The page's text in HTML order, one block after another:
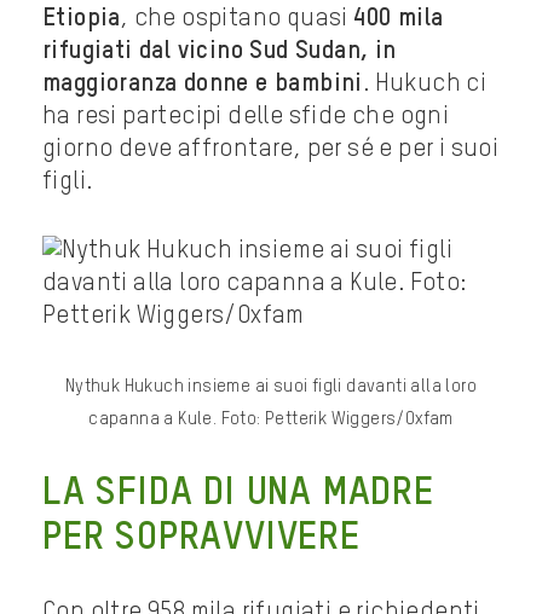
Etiopia, che ospitano quasi 400 mila
rifugiati dal vicino Sud Sudan, in
maggioranza donne e bambini . Hukuch ci
ha resi partecipi delle sfide che ogni
giorno deve affrontare, per sé e per i suoi
figli.
Nythuk Hukuch insieme ai suoi figli davanti alla loro
capanna a Kule. Foto: Petterik Wiggers/Oxfam
LA SFIDA DI UNA MADRE
PER SOPRAVVIVERE